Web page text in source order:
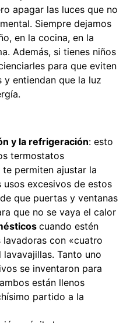
apagar las luces que no
Siempre dejamos
en la cocina, en la
Además, si tienes niños
para que eviten
entiendan que la luz
y la refrigeración: esto
termostatos
permiten ajustar la
excesivos de estos
que puertas y ventanas
que no se vaya el calor
cuando estén
lavadoras con «cuatro
Tanto uno
se inventaron para
están llenos
partido a la